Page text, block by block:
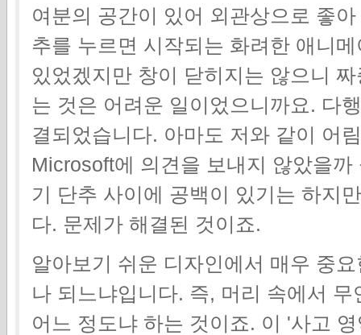
여분의 공간이 있어 외관상으로 좋
추를 누르면 시작되는 화려한 애니
있었겠지만 창이 닫히지는 않으니
는 것은 어려운 일이었으니까요. 다
결되었습니다. 아마도 저와 같이 어
Microsoft에 의견을 보내지 않았을
기 단추 사이에 공백이 있기는 하지
다. 문제가 해결된 것이죠.
알아보기 쉬운 디자인에서 매우 중
나 되느냐입니다. 즉, 머리 속에서
어느 정도냐 하는 것이죠. 이 '사고